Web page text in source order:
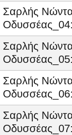
Σαρλής
Σαρλής
Σαρλής
Σαρλής